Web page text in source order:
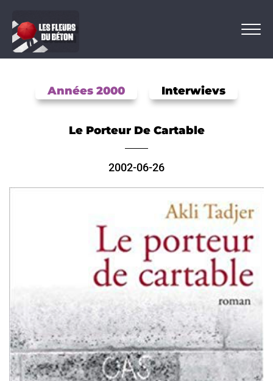
Années 2000 Interwievs
Le Porteur De Cartable
2002-06-26